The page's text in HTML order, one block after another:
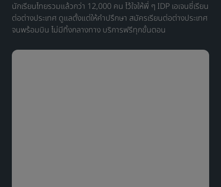
นักเรียนไทยรวมแล้วกว่า 12,000 คน ไว้ใจให้พี่ ๆ IDP เอเจนซี่เรียน
ต่อต่างประเทศ ดูแลตั้งแต่ให้คำปรึกษา สมัครเรียนต่อต่างประเทศ
จนพร้อมบิน ไม่มีทิ้งกลางทาง​ บริการฟรีทุกขั้นตอน